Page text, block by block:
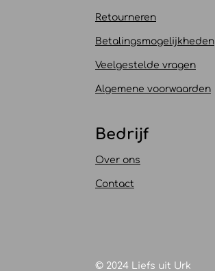
Retourneren
Betalingsmogelijkheden
Veelgestelde vragen
Algemene voorwaarden
Bedrijf
Over ons
Contact
© 2024 Liefs uit Urk